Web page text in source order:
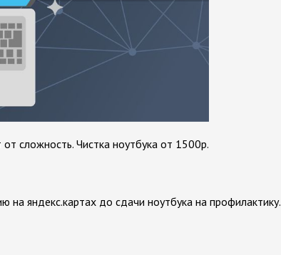
сложность. Чистка ноутбука от 1500р.
на яндекс.картах до сдачи ноутбука на профилактику.